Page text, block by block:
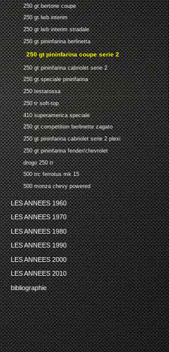
250 gt bertone coupe
250 gt lwb interim
250 gt lwb interim stradale
250 gt pininfarina berlinetta
250 gt pininfarina coupe serie 2
250 gt pininfarina cabriolet serie 2
250 gt speciale pininfarina
250 testarossa
250 tr soft-top
410 superamerica speciale
250 gt competition berlinette zagato
250 gt pininfarina cabriolet serie 2 plexi
250 gt pininfarina fender/chevrolet
drogo 250 tr
500 trc ferrotus mk 15
500 monza chevy powered
LES ANNEES 1960
LES ANNEES 1970
LES ANNEES 1980
LES ANNEES 1990
LES ANNEES 2000
LES ANNEES 2010
bibliographie